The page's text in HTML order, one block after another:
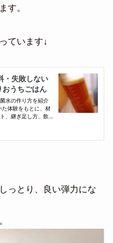
す。
ています↓
っとり、良い弾力にな